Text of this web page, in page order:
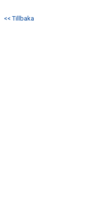
<< Tillbaka